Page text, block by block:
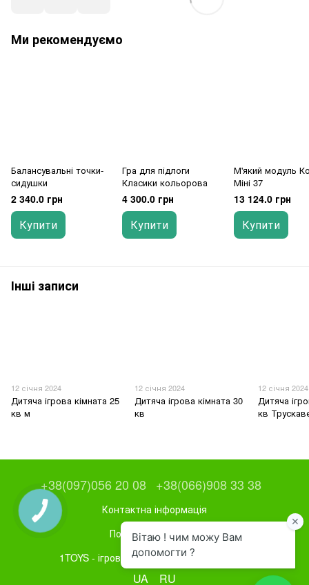
Ми рекомендуємо
Балансувальні точки-
сидушки
2 340.0 грн
Купити
Гра для підлоги
Класики кольорова
4 300.0 грн
Купити
М'який модуль
Міні 37
13 124.0 грн
Купити
Інші записи
12 січня 2024
Дитяча ігрова кімната 25
кв м
12 січня 2024
Дитяча ігрова кімната 30
кв
12 січня 2024
Дитяча
кв
+38(097)056 20 08 +38(066)908 33 38
Контактна інформація
Повна версія сайту
1TOYS - ігрове та спортивне обладнання
UA RU